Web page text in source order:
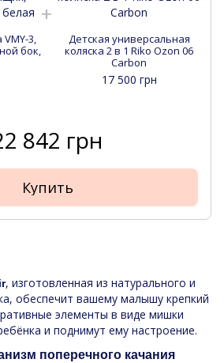
3,
бок,
Детская универсальная
коляска 2 в 1 Riko Ozon 06
Carbon
17 500 грн
842 грн
Купить
, изготовленная из натурального и
обеспечит вашему малышу крепкий
элементы в виде мишки
и поднимут ему настроение.
поперечного качания